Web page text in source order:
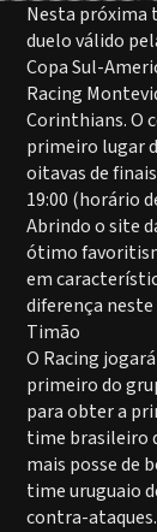
Nesta próxima
duelo válido
Copa Sul-
Racing
Corinthians. O
primeiro lugar
oitavas de
19:00 (horário
Abrindo o site
ótimo
em
diferença
Timão
O Racing
primeiro do
para obter a
time brasileiro
mais posse de
time uruguaio
contra-ataques.